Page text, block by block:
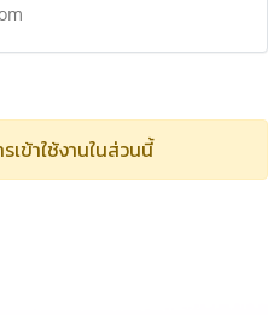
ข้าใช้งานในส่วนนี้